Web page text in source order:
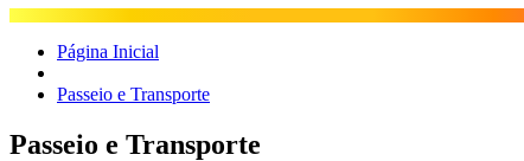
Página Inicial
Passeio e Transporte
Passeio e Transporte